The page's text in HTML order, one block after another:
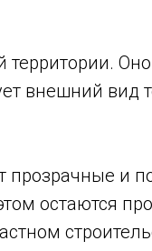
внешний
и
остаются